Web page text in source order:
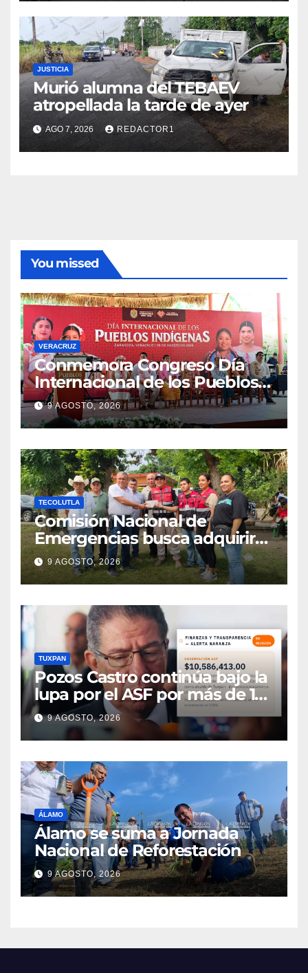
JUSTICIA
Murió alumna del TEBAEV
atropellada la tarde de ayer
AGO 7, 2026 REDACTOR1
You missed
VERACRUZ
Conmemora Congreso Día
Internacional de los Pueblos
Indígenas
9 AGOSTO, 2026
TECOLUTLA
Comisión Nacional de
Emergencias busca adquirir
ambulancia para la
subdelegación de Hueytepec
9 AGOSTO, 2026
TUXPAN
Pozos Castro continúa bajo la
lupa por el ASF por más de 10
MDP
9 AGOSTO, 2026
ÁLAMO
Álamo se suma a Jornada
Nacional de Reforestación
9 AGOSTO, 2026